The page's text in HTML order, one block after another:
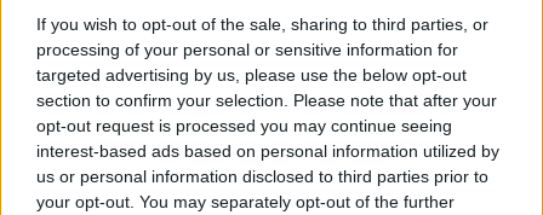
If you wish to opt-out of the sale, sharing to third parties, or
processing of your personal or sensitive information for
targeted advertising by us, please use the below opt-out
section to confirm your selection. Please note that after your
opt-out request is processed you may continue seeing
interest-based ads based on personal information utilized by
us or personal information disclosed to third parties prior to
your opt-out. You may separately opt-out of the further
Δεν έχω ανοίξει τον Φούρναρη στη βιοτεχνική περιοχή,
καθώς ζητάει πληρωμή, οπότε δε μπορώ να τα φτιάξω.
Δεν τα βρίσκω, όμως, ούτε στην Αγορά.
Με ποιον άλλο τρόπο μπορώ να τα προμηθευτώ, για
να προχωρήσω στο Δρώμενο;
Ευχαριστώ!
3/6/26